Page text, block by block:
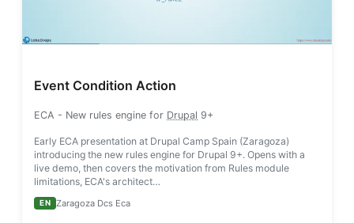
Event Condition Action
ECA - New rules engine for Drupal 9+
Early ECA presentation at Drupal Camp Spain (Zaragoza)
introducing the new rules engine for Drupal 9+. Opens with a
live demo, then covers the motivation from Rules module
limitations, ECA's architect…
EN Zaragoza Dcs Eca